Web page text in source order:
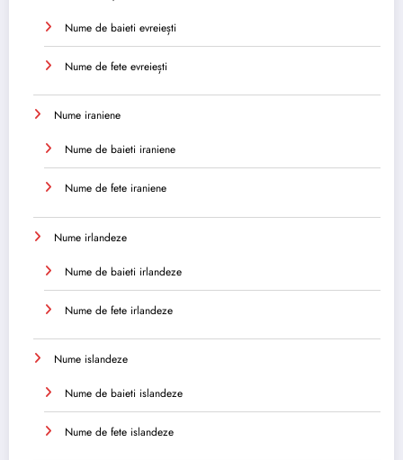
Nume de baieti evreiești
Nume de fete evreiești
Nume iraniene
Nume de baieti iraniene
Nume de fete iraniene
Nume irlandeze
Nume de baieti irlandeze
Nume de fete irlandeze
Nume islandeze
Nume de baieti islandeze
Nume de fete islandeze